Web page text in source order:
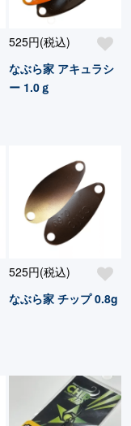
525円(税込)
なぶら家 アキュラシ
ー 1.0ｇ
525円(税込)
なぶら家 チップ 0.8g